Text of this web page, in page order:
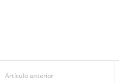
Artículo anterior